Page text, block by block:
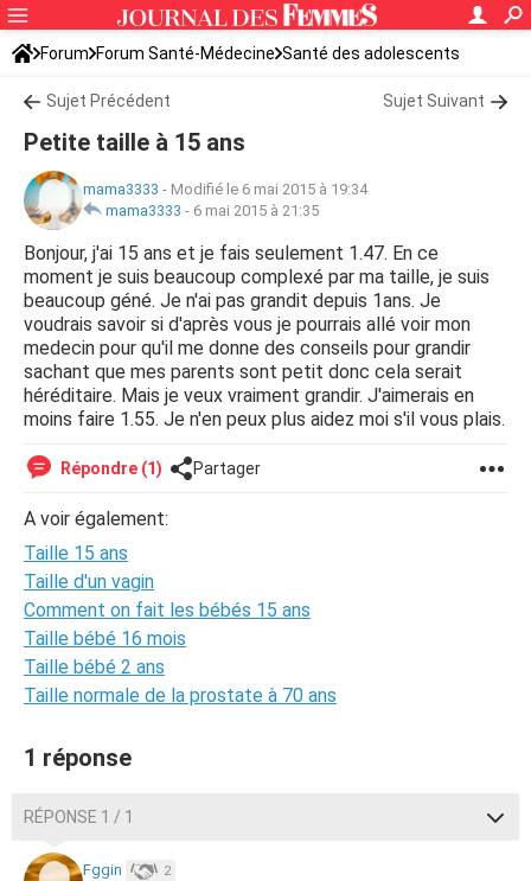
Forum Forum Santé-Médecine Santé des adolescents
Sujet Précédent Sujet Suivant
Petite taille à 15 ans
mama3333 - Modifié le 6 mai 2015 à 19:34
mama3333 - 6 mai 2015 à 21:35
Bonjour, j'ai 15 ans et je fais seulement 1.47. En ce
moment je suis beaucoup complexé par ma taille, je suis
beaucoup géné. Je n'ai pas grandit depuis 1ans. Je
voudrais savoir si d'après vous je pourrais allé voir mon
medecin pour qu'il me donne des conseils pour grandir
sachant que mes parents sont petit donc cela serait
héréditaire. Mais je veux vraiment grandir. J'aimerais en
moins faire 1.55. Je n'en peux plus aidez moi s'il vous plais.
Répondre (1) Partager
A voir également:
Taille 15 ans
Taille d'un vagin
Comment on fait les bébés 15 ans
Taille bébé 16 mois
Taille bébé 2 ans
Taille normale de la prostate à 70 ans
1 réponse
RÉPONSE 1 / 1
Fggin 2